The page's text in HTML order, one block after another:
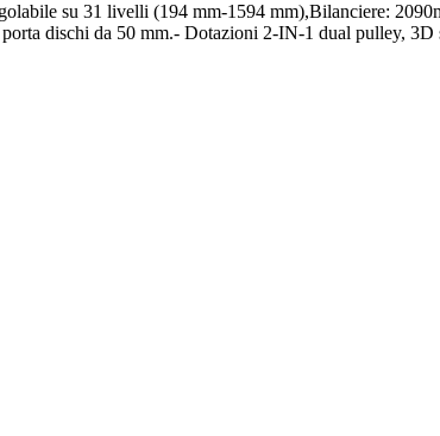
su 31 livelli (194 mm-1594 mm),Bilanciere:
dischi da 50 mm.- Dotazioni 2-IN-1 dual pulley,